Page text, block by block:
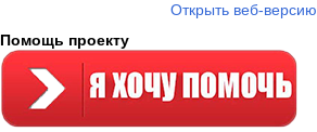
Открыть веб-версию
Помощь проекту